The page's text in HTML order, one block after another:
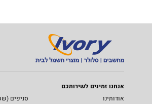
אנחנו זמינים לשירותכם
אודותינו
סניפים